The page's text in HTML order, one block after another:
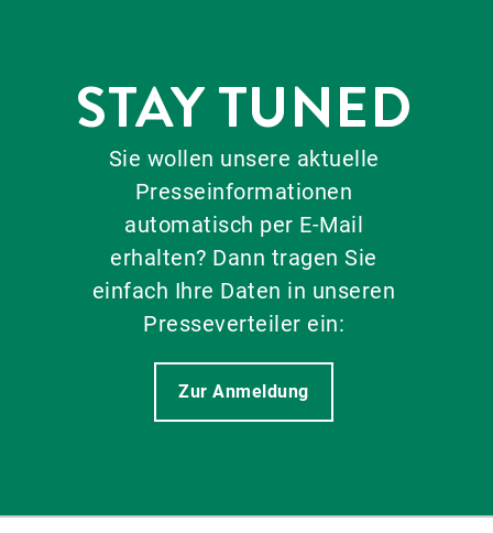
STAY TUNED
Sie wollen unsere aktuelle
Presseinformationen
automatisch per E-Mail
erhalten? Dann tragen Sie
einfach Ihre Daten in unseren
Presseverteiler ein:
Zur Anmeldung